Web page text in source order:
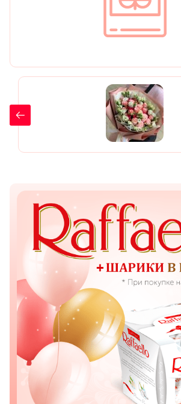
Цветы любимой
Цветы дочери
Цветы сестре
Показать еще
Цветы
Подсолнухи
Лизиантусы
Хризантемы
Лилии